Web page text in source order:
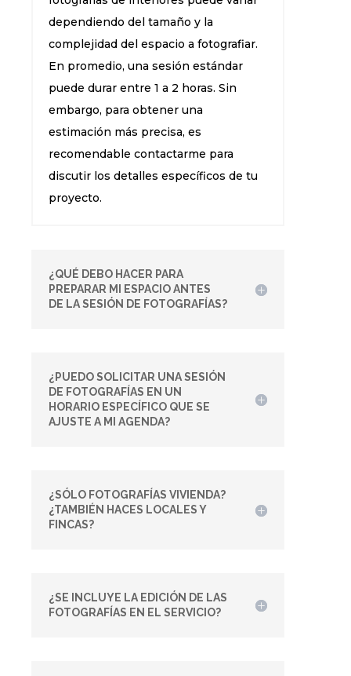
dependiendo del tamaño y la
complejidad del espacio a fotografiar.
En promedio, una sesión estándar
puede durar entre 1 a 2 horas. Sin
embargo, para obtener una
estimación más precisa, es
recomendable contactarme para
discutir los detalles específicos de tu
proyecto.
¿QUÉ DEBO HACER PARA
PREPARAR MI ESPACIO ANTES
DE LA SESIÓN DE FOTOGRAFÍAS?
¿PUEDO SOLICITAR UNA SESIÓN
DE FOTOGRAFÍAS EN UN
HORARIO ESPECÍFICO QUE SE
AJUSTE A MI AGENDA?
¿SÓLO FOTOGRAFÍAS VIVIENDA?
¿TAMBIÉN HACES LOCALES Y
FINCAS?
¿SE INCLUYE LA EDICIÓN DE LAS
FOTOGRAFÍAS EN EL SERVICIO?